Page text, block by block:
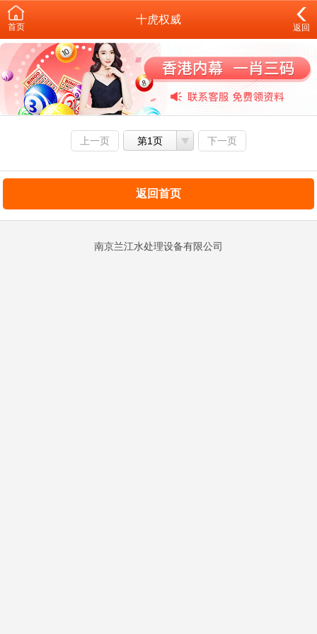
首页
十虎权威
返回
上一页 第1页 下一页
返回首页
南京兰江水处理设备有限公司